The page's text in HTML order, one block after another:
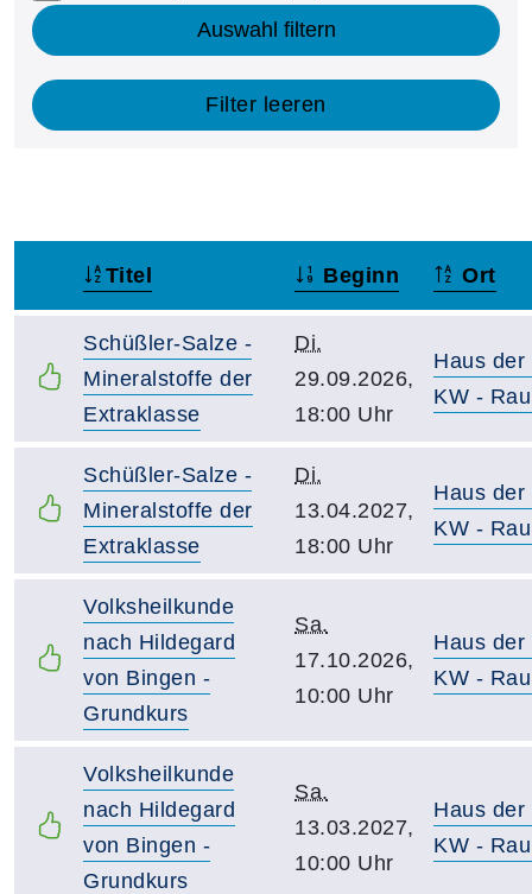
Auswahl filtern
Filter leeren
Titel Beginn Ort
Schüßler-Salze -
Mineralstoffe der
Extraklasse
Di.
29.09.2026,
18:00 Uhr
Haus der
KW -
Schüßler-Salze -
Mineralstoffe der
Extraklasse
Di.
13.04.2027,
18:00 Uhr
Haus der
KW -
Volksheilkunde
nach Hildegard
von Bingen -
Grundkurs
Sa.
17.10.2026,
10:00 Uhr
Haus der
KW -
Volksheilkunde
nach Hildegard
von Bingen -
Grundkurs
Sa.
13.03.2027,
10:00 Uhr
Haus der
KW -